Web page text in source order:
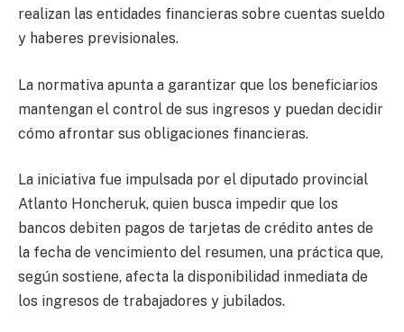
realizan las entidades financieras sobre cuentas sueldo
y haberes previsionales.
La normativa apunta a garantizar que los beneficiarios
mantengan el control de sus ingresos y puedan decidir
cómo afrontar sus obligaciones financieras.
La iniciativa fue impulsada por el diputado provincial
Atlanto Honcheruk, quien busca impedir que los
bancos debiten pagos de tarjetas de crédito antes de
la fecha de vencimiento del resumen, una práctica que,
según sostiene, afecta la disponibilidad inmediata de
los ingresos de trabajadores y jubilados.